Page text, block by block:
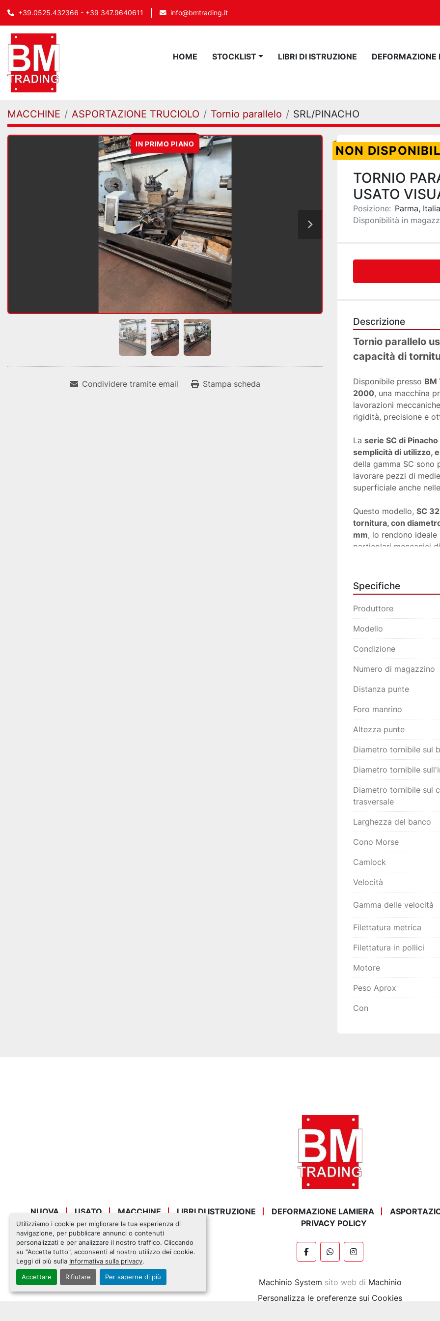
Utilizziamo i cookie per migliorare la tua esperienza di
navigazione, per pubblicare annunci o contenuti
personalizzati e per analizzare il nostro traffico. Cliccando
su "Accetta tutto", acconsenti al nostro utilizzo dei cookie.
Leggi di più sulla Informativa sulla privacy.
Accettare Rifiutare Per saperne di più
+39.0525.432366 - +39 347.9640611 info@bmtrading.it
HOME STOCKLIST LIBRI DI ISTRUZIONE
MACCHINE ASPORTAZIONE TRUCIOLO Tornio parallelo SRL/PINACHO
IN PRIMO PIANO
Condividere tramite email Stampa scheda
NON
TORNIO
USATO
Posizione: Parma, Italia
Disponibilità in
Descrizione
Tornio parallelo
capacità di
Disponibile presso BM
2000, una macchina
lavorazioni
rigidità, precisione e
La serie SC di Pinacho
semplicità di utilizzo,
della gamma SC
lavorare pezzi di
superficiale anche
Questo modello, SC
tornitura, con
mm, lo rendono
particolari meccanici
Questo tornio parallelo
officine
aziende
contoterzisti
reparti
aziende che
grandi dimensioni
👉 È una soluzione
usato affidabile, con
qualità/prezzo rispetto
📍 Macchina
👀 Visionabile su
📩 Disponibili foto e
Specifiche
Produttore
Modello
Condizione
Numero di magazzino
Distanza punte
Foro manrino
Altezza punte
Diametro tornibile sul
Diametro tornibile
Diametro tornibile sul
trasversale
Larghezza del banco
Cono Morse
Camlock
Velocità
Gamma delle velocità
Filettatura metrica
Filettatura in pollici
Motore
Peso Aprox
Con
NUOVA USATO MACCHINE LIBRI DI ISTRUZIONE DEFORMAZIONE LAMIERA
PRIVACY POLICY
facebookwhatsappinstagram
Machinio System sito web di Machinio
Personalizza le preferenze sui Cookies